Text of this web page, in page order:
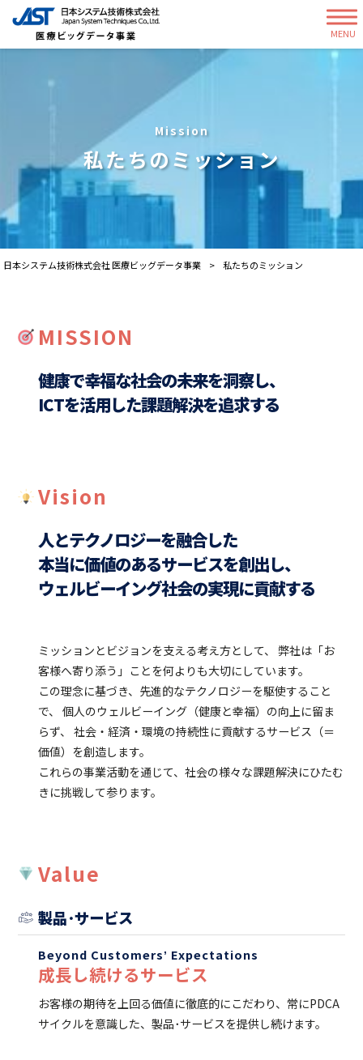
MENU
Mission
私たちのミッション
日本システム技術株式会社 医療ビッグデータ事業 > 私たちのミッション
MISSION
健康で幸福な社会の未来を洞察し、
ICTを活⽤した課題解決を追求する
Vision
⼈とテクノロジーを融合した
本当に価値のあるサービスを創出し、
ウェルビーイング社会の実現に貢献する
ミッションとビジョンを⽀える考え⽅として、
弊社は「お
客様へ寄り添う」ことを何よりも⼤切にしています。
この理念に基づき、先進的なテクノロジーを駆使すること
で、
個⼈のウェルビーイング（健康と幸福）の向上に留ま
らず、
社会・経済・環境の持続性に貢献するサービス（＝
価値）を創造します。
これらの事業活動を通じて、社会の様々な課題解決にひたむ
きに挑戦して参ります。
Value
製品･サービス
Beyond Customersʼ Expectations
成⻑し続けるサービス
お客様の期待を上回る価値に徹底的にこだわり、常にPDCA
サイクルを意識した、製品･サービスを提供し続けます。